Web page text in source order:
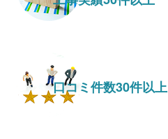
口コミ件数30件以上